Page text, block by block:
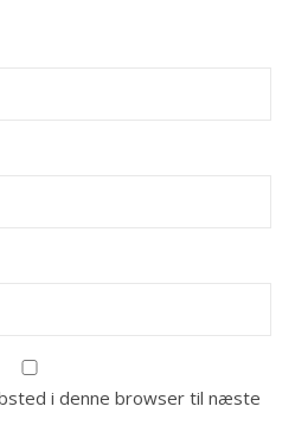
i denne browser til næste